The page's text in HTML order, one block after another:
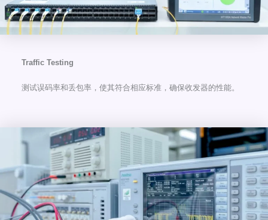
Traffic Testing
测试误码率和丢包率，使其符合相应标准，确保收发器的性能。